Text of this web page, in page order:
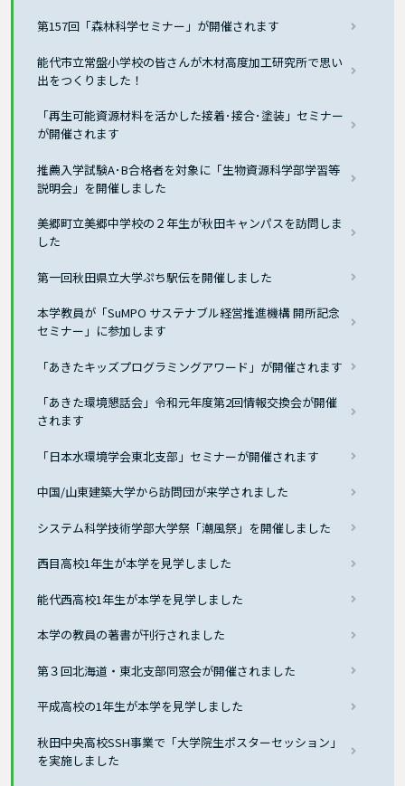
第157回「森林科学セミナー」が開催されます
能代市立常盤小学校の皆さんが木材高度加工研究所で思い
出をつくりました！
「再生可能資源材料を活かした接着･接合･塗装」セミナー
が開催されます
推薦入学試験A･B合格者を対象に「生物資源科学部学習等
説明会」を開催しました
美郷町立美郷中学校の２年生が秋田キャンパスを訪問しま
した
第一回秋田県立大学ぷち駅伝を開催しました
本学教員が「SuMPO サステナブル経営推進機構 開所記念
セミナー」に参加します
「あきたキッズプログラミングアワード」が開催されます
「あきた環境懇話会」令和元年度第2回情報交換会が開催
されます
「日本水環境学会東北支部」セミナーが開催されます
中国/山東建築大学から訪問団が来学されました
システム科学技術学部大学祭「潮風祭」を開催しました
西目高校1年生が本学を見学しました
能代西高校1年生が本学を見学しました
本学の教員の著書が刊行されました
第３回北海道・東北支部同窓会が開催されました
平成高校の1年生が本学を見学しました
秋田中央高校SSH事業で「大学院生ポスターセッション」
を実施しました